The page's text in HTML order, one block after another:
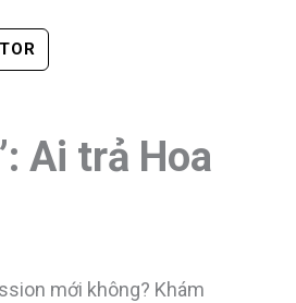
Ai trả Hoa
mới không? Khám